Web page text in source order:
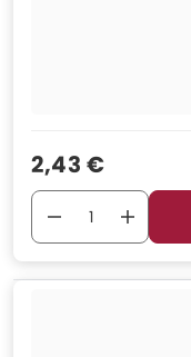
Verkaufspreis
2,43 €